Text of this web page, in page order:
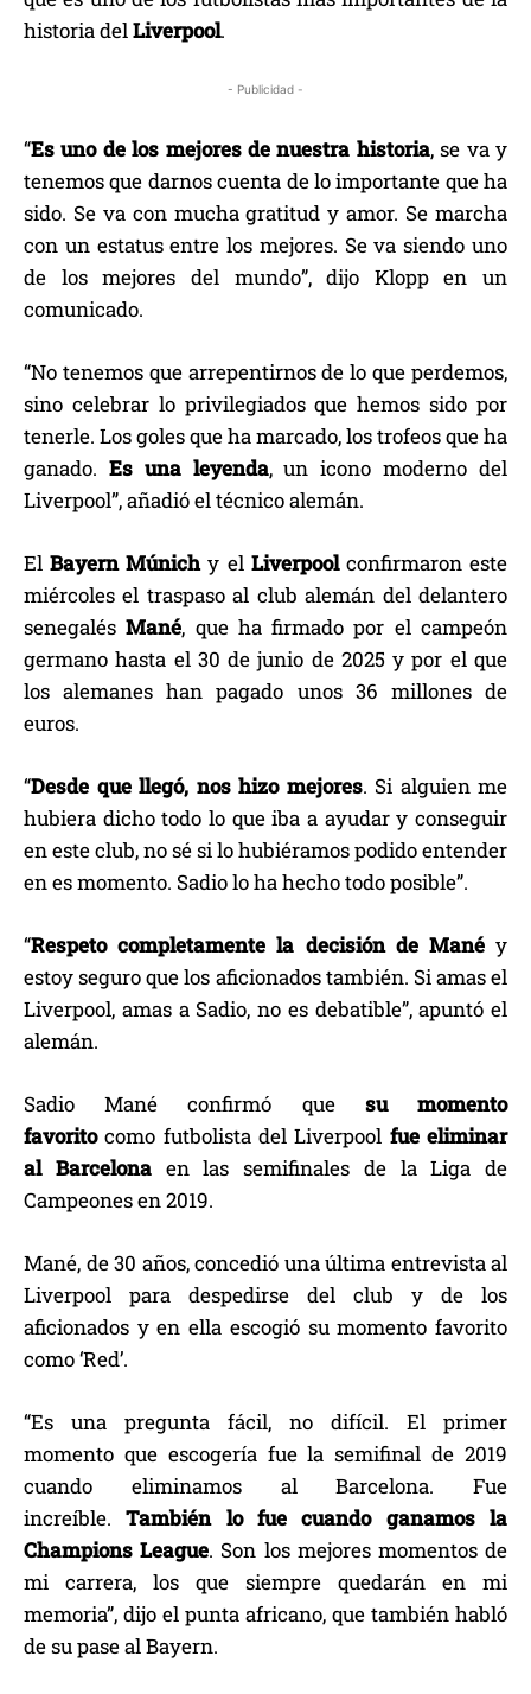
historia delLiverpool.
- Publicidad -
“Es uno de los mejores de nuestra historia, se va y
tenemos que darnos cuenta de lo importante que ha
sido. Se va con mucha gratitud y amor. Se marcha
con un estatus entre los mejores. Se va siendo uno
de los mejores del mundo”, dijo Klopp en un
comunicado.
“No tenemos que arrepentirnos de lo que perdemos,
sino celebrar lo privilegiados que hemos sido por
tenerle. Los goles que ha marcado, los trofeos que ha
ganado. Es una leyenda, un icono moderno del
Liverpool”, añadió el técnico alemán.
ElBayern Múnichy el Liverpool confirmaron este
miércoles el traspaso al club alemán del delantero
senegalésMané, que ha firmado por el campeón
germano hasta el 30 de junio de 2025 y por el que
los alemanes han pagado unos 36 millones de
euros.
“Desde que llegó, nos hizo mejores. Si alguien me
hubiera dicho todo lo que iba a ayudar y conseguir
en este club, no sé si lo hubiéramos podido entender
en es momento. Sadio lo ha hecho todo posible”.
“Respeto completamente la decisión de Manéy
estoy seguro que los aficionados también. Si amas el
Liverpool, amas a Sadio, no es debatible”, apuntó el
alemán.
Sadio Mané confirmó que su momento
favoritocomo futbolista del Liverpool fue eliminar
al Barcelona en las semifinales de la Liga de
Campeones en 2019.
Mané, de 30 años, concedió una última entrevista al
Liverpool para despedirse del club y de los
aficionados y en ella escogió su momento favorito
como ‘Red’.
“Es una pregunta fácil, no difícil. El primer
momento que escogería fue la semifinal de 2019
cuando eliminamos al Barcelona. Fue
increíble.También lo fue cuando ganamos la
Champions League. Son los mejores momentos de
mi carrera, los que siempre quedarán en mi
memoria”, dijo el punta africano, que también habló
de su pase al Bayern.